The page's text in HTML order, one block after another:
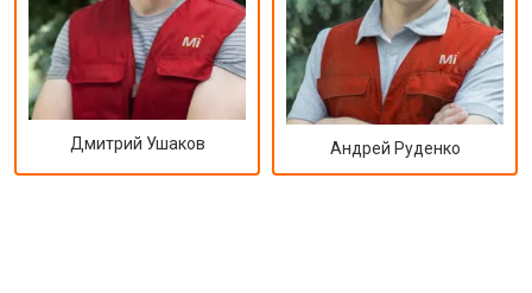
Дмитрий Ушаков Андрей Руденко